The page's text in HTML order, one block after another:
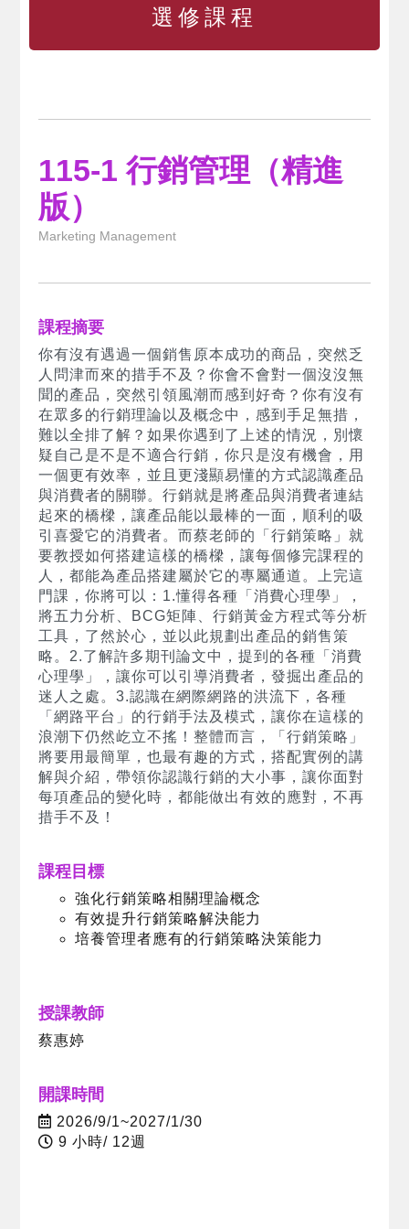
選修課程
115-1 行銷管理（精進
版）
Marketing Management
課程摘要
你有沒有遇過一個銷售原本成功的商品，突然乏
人問津而來的措手不及？你會不會對一個沒沒無
聞的產品，突然引領風潮而感到好奇？你有沒有
在眾多的行銷理論以及概念中，感到手足無措，
難以全排了解？如果你遇到了上述的情況，別懷
疑自己是不是不適合行銷，你只是沒有機會，用
一個更有效率，並且更淺顯易懂的方式認識產品
與消費者的關聯。行銷就是將產品與消費者連結
起來的橋樑，讓產品能以最棒的一面，順利的吸
引喜愛它的消費者。而蔡老師的「行銷策略」就
要教授如何搭建這樣的橋樑，讓每個修完課程的
人，都能為產品搭建屬於它的專屬通道。上完這
門課，你將可以：1.懂得各種「消費心理學」，
將五力分析、BCG矩陣、行銷黃金方程式等分析
工具，了然於心，並以此規劃出產品的銷售策
略。2.了解許多期刊論文中，提到的各種「消費
心理學」，讓你可以引導消費者，發掘出產品的
迷人之處。3.認識在網際網路的洪流下，各種
「網路平台」的行銷手法及模式，讓你在這樣的
浪潮下仍然屹立不搖！整體而言，「行銷策略」
將要用最簡單，也最有趣的方式，搭配實例的講
解與介紹，帶領你認識行銷的大小事，讓你面對
每項產品的變化時，都能做出有效的應對，不再
措手不及！
課程目標
強化行銷策略相關理論概念
有效提升行銷策略解決能力
培養管理者應有的行銷策略決策能力
授課教師
蔡惠婷
開課時間
2026/9/1~2027/1/30
9 小時/ 12週